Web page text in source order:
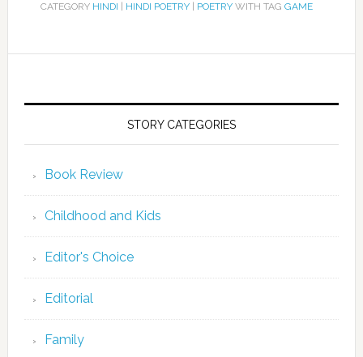
CATEGORY HINDI HINDI POETRY| POETRYWITH TAG GAME
STORY CATEGORIES
Book Review
Childhood and Kids
Editor's Choice
Editorial
Family